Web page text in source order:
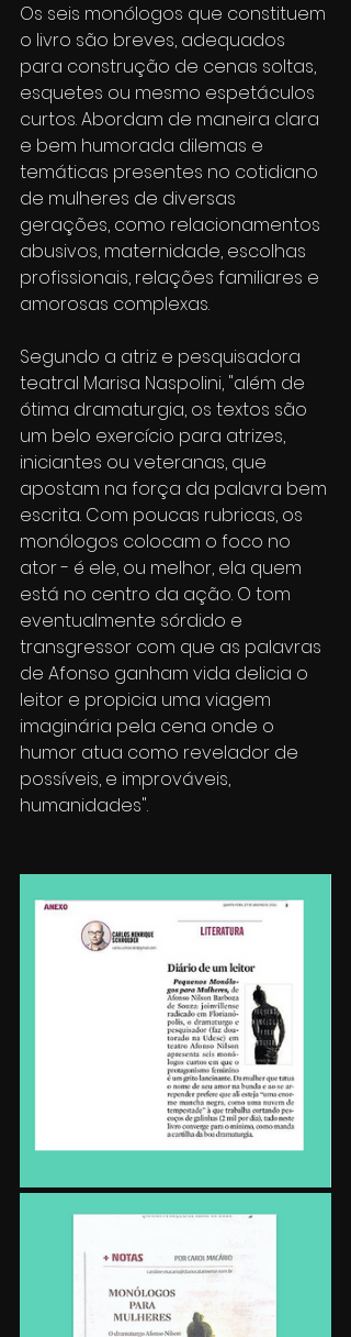
Os seis monólogos que constituem
o livro são breves, adequados
para construção de cenas soltas,
esquetes ou mesmo espetáculos
curtos. Abordam de maneira clara
e bem humorada dilemas e
temáticas presentes no cotidiano
de mulheres de diversas
gerações, como relacionamentos
abusivos, maternidade, escolhas
profissionais, relações familiares e
amorosas complexas.
Segundo a atriz e pesquisadora
teatral Marisa Naspolini, "além de
ótima dramaturgia, os textos são
um belo exercício para atrizes,
iniciantes ou veteranas, que
apostam na força da palavra bem
escrita. Com poucas rubricas, os
monólogos colocam o foco no
ator - é ele, ou melhor, ela quem
está no centro da ação. O tom
eventualmente sórdido e
transgressor com que as palavras
de Afonso ganham vida delicia o
leitor e propicia uma viagem
imaginária pela cena onde o
humor atua como revelador de
possíveis, e improváveis,
humanidades".